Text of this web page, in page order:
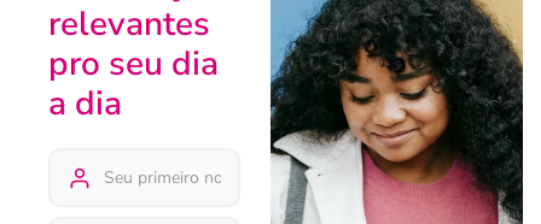
relevantes
pro seu dia
a dia